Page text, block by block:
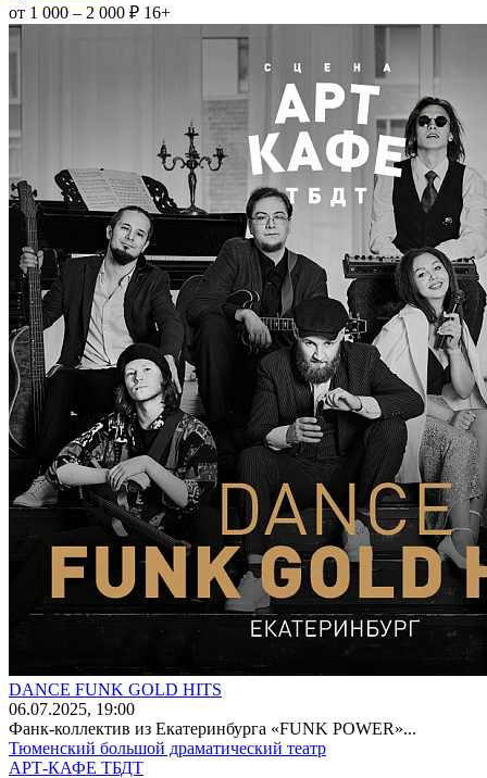
от 1 000 – 2 000 ₽ 16+
DANCE FUNK GOLD HITS
06.07.2025, 19:00
Фанк-коллектив из Екатеринбурга «FUNK POWER»...
Тюменский большой драматический театр
АРТ-КАФЕ ТБДТ